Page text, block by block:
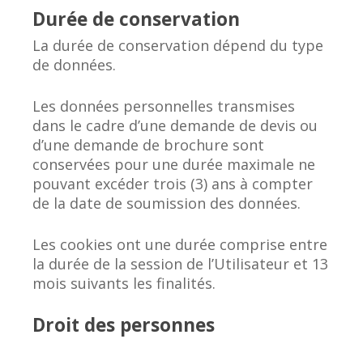
Durée de conservation
La durée de conservation dépend du type
de données.
Les données personnelles transmises
dans le cadre d’une demande de devis ou
d’une demande de brochure sont
conservées pour une durée maximale ne
pouvant excéder trois (3) ans à compter
de la date de soumission des données.
Les cookies ont une durée comprise entre
la durée de la session de l’Utilisateur et 13
mois suivants les finalités.
Droit des personnes